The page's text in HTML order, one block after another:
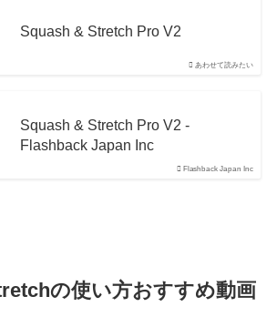
あわせて読みたい
Squash & Stretch Pro V2
Flashback Japan Inc
Squash & Stretch Pro V2 -
Flashback Japan Inc
の使い方おすすめ動画